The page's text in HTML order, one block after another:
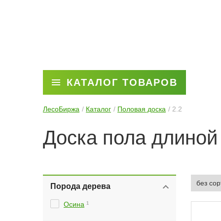
КАТАЛОГ ТОВАРОВ
ЛесоБиржа Каталог Половая доска 2.2
Доска пола
Порода дерева
Осина 1